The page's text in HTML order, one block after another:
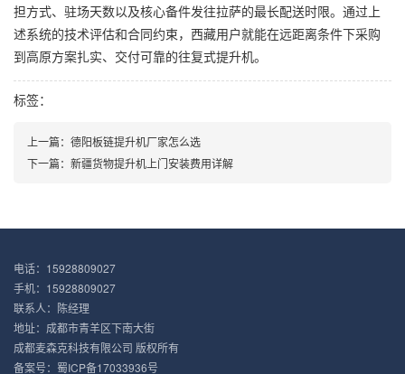
担方式、驻场天数以及核心备件发往拉萨的最长配送时限。通过上
述系统的技术评估和合同约束，西藏用户就能在远距离条件下采购
到高原方案扎实、交付可靠的往复式提升机。
标签：
上一篇： 德阳板链提升机厂家怎么选
下一篇： 新疆货物提升机上门安装费用详解
电话：15928809027
手机：15928809027
联系人：陈经理
地址：成都市青羊区下南大街
成都麦森克科技有限公司 版权所有
备案号： 蜀ICP备17033936号